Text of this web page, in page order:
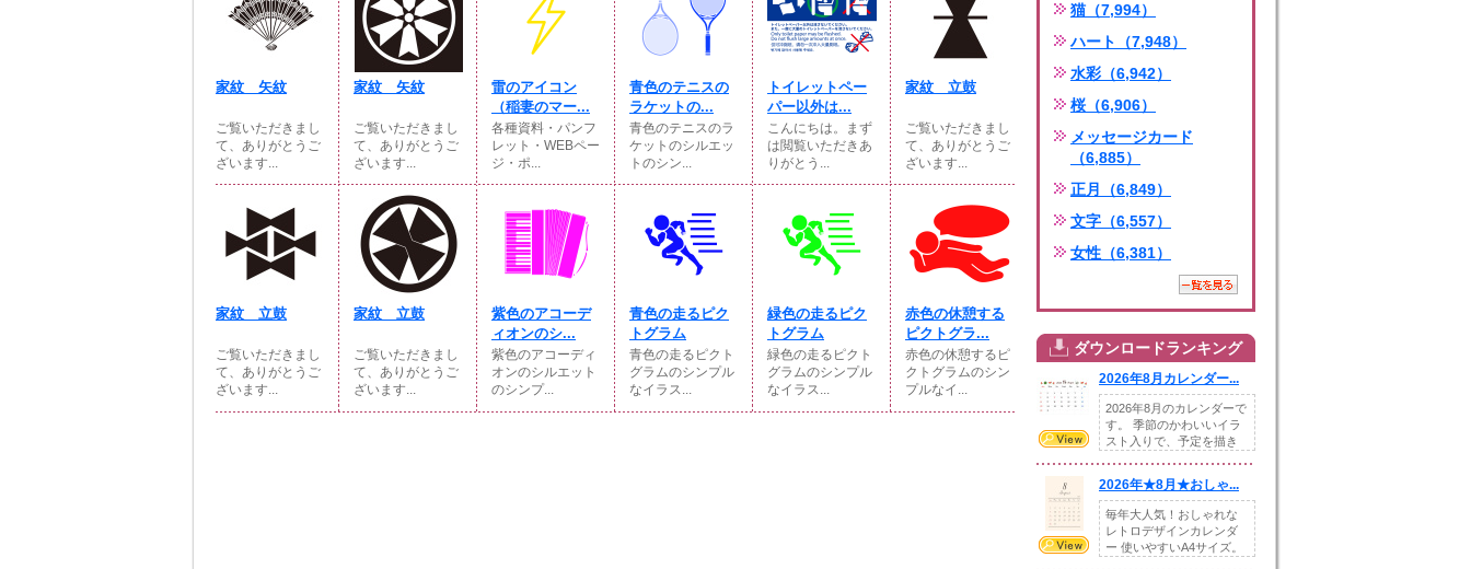
家紋 矢紋
ご覧いただきまし
て、ありがとうご
ざいます...
家紋 矢紋
ご覧いただきまし
て、ありがとうご
ざいます...
雷のアイコン
（稲妻のマー...
各種資料・パンフ
レット・WEBペー
ジ・ポ...
青色のテニスの
ラケットの...
青色のテニスのラ
ケットのシルエッ
トのシン...
トイレットペー
パー以外は...
こんにちは。まず
は閲覧いただきあ
りがとう...
家紋 立鼓
ご覧いただきまし
て、ありがとうご
ざいます...
家紋 立鼓
ご覧いただきまし
て、ありがとうご
ざいます...
家紋 立鼓
ご覧いただきまし
て、ありがとうご
ざいます...
紫色のアコーデ
ィオンのシ...
紫色のアコーディ
オンのシルエット
のシンプ...
青色の走るピク
トグラム
青色の走るピクト
グラムのシンプル
なイラス...
緑色の走るピク
トグラム
緑色の走るピクト
グラムのシンプル
なイラス...
赤色の休憩する
ピクトグラ...
赤色の休憩するピ
クトグラムのシン
プルなイ...
猫（7,994）
ハート（7,948）
水彩（6,942）
桜（6,906）
メッセージカード
（6,885）
正月（6,849）
文字（6,557）
女性（6,381）
ダウンロードランキング
2026年8月カレンダー...
2026年8月のカレンダーで
す。 季節のかわいいイラ
スト入りで、予定を描き
2026年★8月★おしゃ...
毎年大人気！おしゃれな
レトロデザインカレンダ
ー 使いやすいA4サイズ。